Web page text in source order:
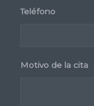
Teléfono
Motivo de la cita